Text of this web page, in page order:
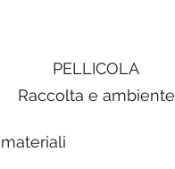
PELLICOLA
Raccolta e ambiente